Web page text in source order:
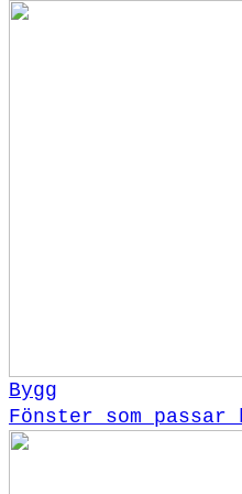
Bygg
Fönster som passar